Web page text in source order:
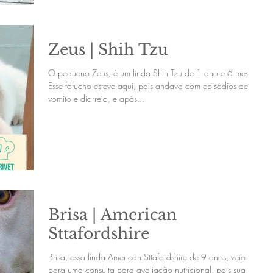
Zeus | Shih Tzu
O pequeno Zeus, é um lindo Shih Tzu de 1 ano e 6 meses.
Esse fofucho esteve aqui, pois andava com episódios de
vomito e diarreia, e após...
Brisa | American
Sttafordshire
Brisa, essa linda American Sttafordshire de 9 anos, veio
para uma consulta para avaliação nutricional, pois sua